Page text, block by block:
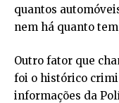
quantos
nem há quanto
Outro fator que
foi o histórico
informações da